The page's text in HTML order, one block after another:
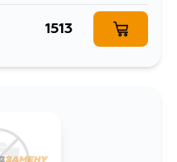
1513